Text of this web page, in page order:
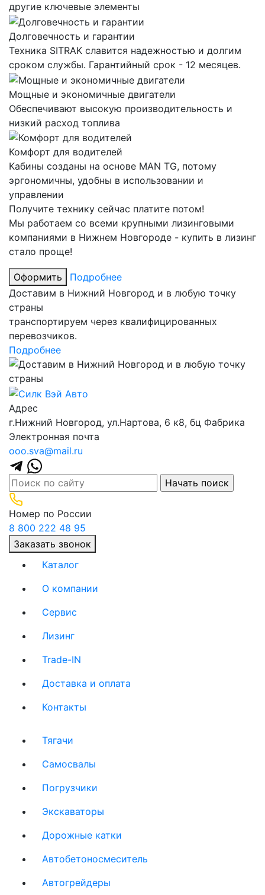
другие ключевые элементы
Долговечность и гарантии
Техника SITRAK славится надежностью и долгим
сроком службы. Гарантийный срок - 12 месяцев.
Мощные и экономичные двигатели
Обеспечивают высокую производительность и
низкий расход топлива
Комфорт для водителей
Кабины созданы на основе MAN TG, потому
эргономичны, удобны в использовании и
управлении
Получите технику сейчас платите потом!
Мы работаем со всеми крупными лизинговыми
компаниями в Нижнем Новгороде - купить в лизинг
стало проще!
Оформить
Подробнее
Доставим в Нижний Новгород и в любую точку
страны
транспортируем через квалифицированных
перевозчиков.
Подробнее
Адрес
г.Нижний Новгород, ул.Нартова, 6 к8, бц Фабрика
Электронная почта
ooo.sva@mail.ru
Номер по России
8 800 222 48 95
Заказать звонок
Каталог
О компании
Сервис
Лизинг
Trade-IN
Доставка и оплата
Контакты
Тягачи
Cамосвалы
Погрузчики
Экскаваторы
Дорожные катки
Автобетоносмеситель
Автогрейдеры